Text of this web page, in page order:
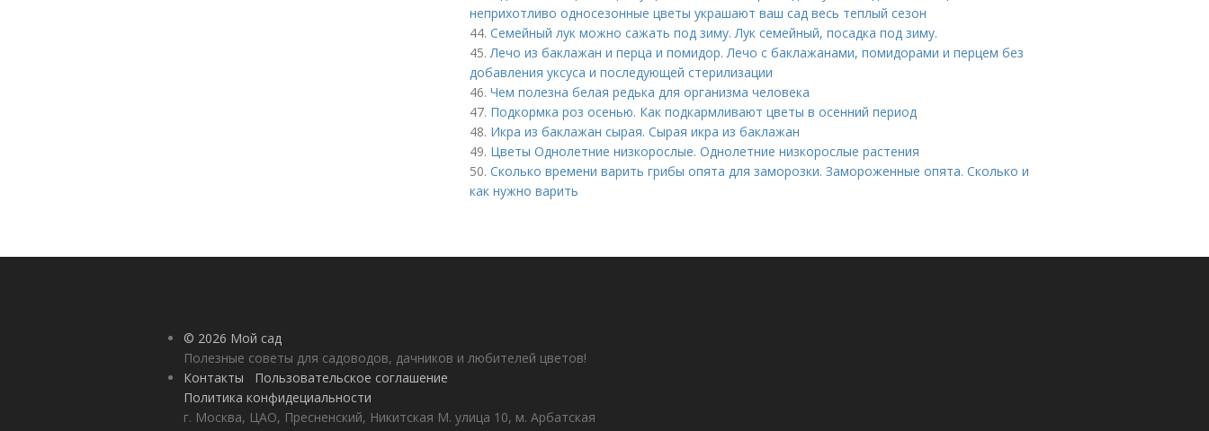
неприхотливо односезонные цветы украшают ваш сад весь теплый сезон
44. Семейный лук можно сажать под зиму. Лук семейный, посадка под зиму.
45.Лечо из баклажан и перца и помидор. Лечо с баклажанами, помидорами и перцем без
добавления уксуса и последующей стерилизации
46. Чем полезна белая редька для организма человека
47. Подкормка роз осенью. Как подкармливают цветы в осенний период
48. Икра из баклажан сырая. Сырая икра из баклажан
49. Цветы Однолетние низкорослые. Однолетние низкорослые растения
50. Сколько времени варить грибы опята для заморозки. Замороженные опята. Сколько и
как нужно варить
© 2026 Мой сад
Полезные советы для садоводов, дачников и любителей цветов!
Контакты
Пользовательское соглашение
Политика конфидециальности
г. Москва, ЦАО, Пресненский, Никитская М. улица 10, м. Арбатская